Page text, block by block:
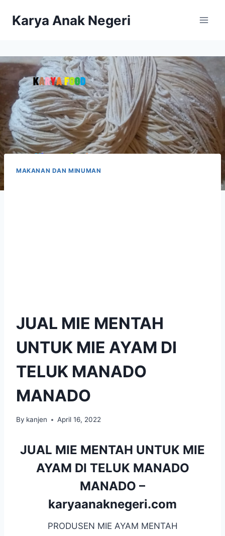
Karya Anak Negeri
MAKANAN DAN MINUMAN
JUAL MIE MENTAH
UNTUK MIE AYAM DI
TELUK MANADO
MANADO
By kanjen April 16, 2022
JUAL MIE MENTAH UNTUK MIE
AYAM DI TELUK MANADO
MANADO –
karyaanaknegeri.com
PRODUSEN MIE AYAM MENTAH